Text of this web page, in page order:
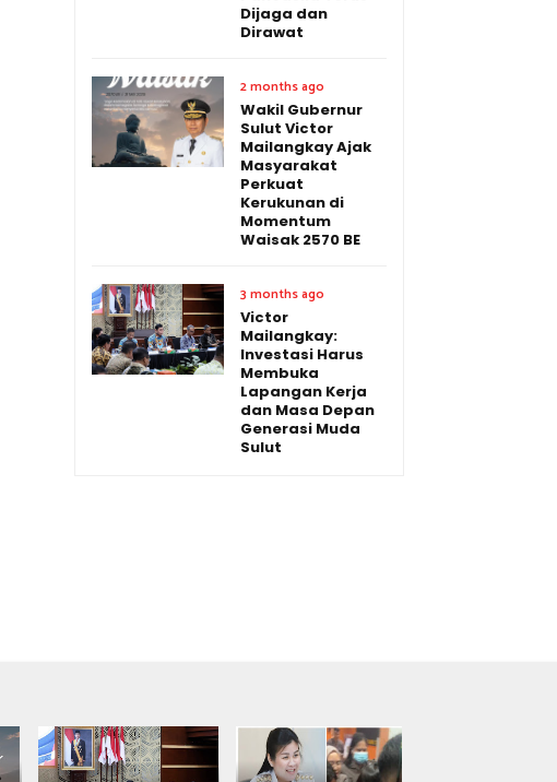
Dijaga dan
Dirawat
2 months ago
Wakil Gubernur
Sulut Victor
Mailangkay Ajak
Masyarakat
Perkuat
Kerukunan di
Momentum
Waisak 2570 BE
3 months ago
Victor
Mailangkay:
Investasi Harus
Membuka
Lapangan Kerja
dan Masa Depan
Generasi Muda
Sulut